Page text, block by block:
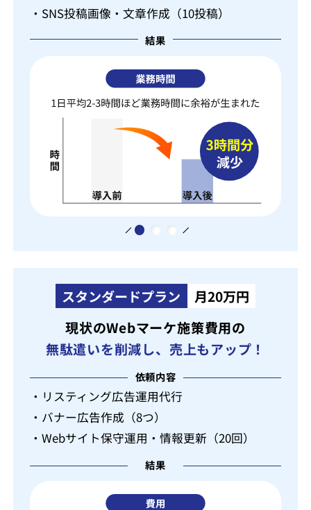
・SNS投稿画像・文章作成（10投稿）
結果
スタンダードプラン
月20万円
現状のWebマーケ施策費用の
無駄遣いを削減し、売上もアップ！
依頼内容
・リスティング広告運用代行
・バナー広告作成（8つ）
・Webサイト保守運用・情報更新（20回）
結果